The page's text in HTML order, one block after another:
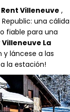
Villeneuve ,
una cálida
fiable para una
La
y láncese a las
la estación!